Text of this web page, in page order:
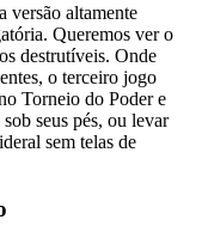
versão altamente
Queremos ver o
destrutíveis. Onde
o terceiro jogo
Torneio do Poder e
seus pés, ou levar
sem telas de